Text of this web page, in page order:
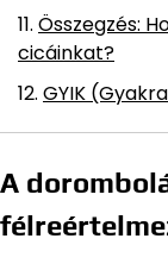
Összegzés:
cicáinkat?
GYIK
A